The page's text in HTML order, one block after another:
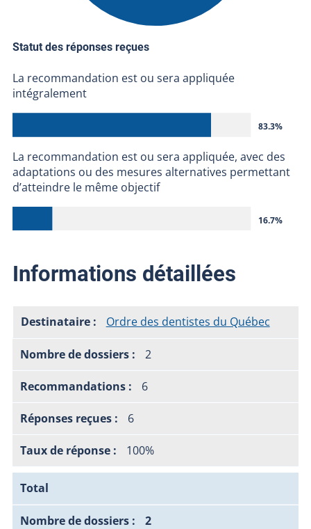
Statut des réponses reçues
La recommandation est ou sera appliquée
intégralement
83.3%
La recommandation est ou sera appliquée, avec des
adaptations ou des mesures alternatives permettant
d’atteindre le même objectif
16.7%
Informations détaillées
Ordre des dentistes du Québec
2
6
6
100%
Total
2